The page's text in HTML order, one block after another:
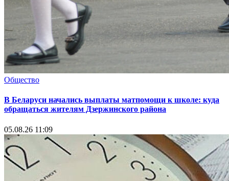
Общество
В Беларуси начались выплаты матпомощи к школе: куда
обращаться жителям Дзержинского района
05.08.26 11:09